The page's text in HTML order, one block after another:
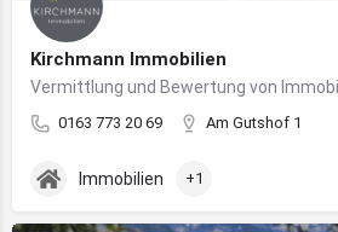
Kirchmann Immobilien
0163 773 20 69 Am Gutshof 1
Immobilien +1